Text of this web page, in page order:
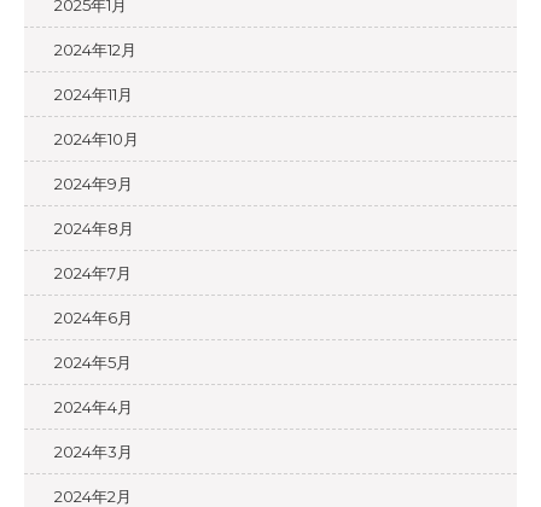
2025年1月
2024年12月
2024年11月
2024年10月
2024年9月
2024年8月
2024年7月
2024年6月
2024年5月
2024年4月
2024年3月
2024年2月